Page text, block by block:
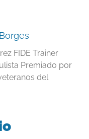
FIDE Trainer
Premiado por
del